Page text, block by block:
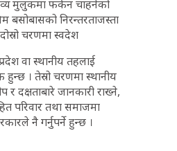
मुलुकमा फर्कन चाहनेको
निरन्तरताजस्ता
चरणमा स्वदेश
वा स्थानीय तहलाई
। तेस्रो चरणमा स्थानीय
र दक्षताबारे जानकारी राख्ने,
परिवार तथा समाजमा
नै गर्नुपर्ने हुन्छ ।